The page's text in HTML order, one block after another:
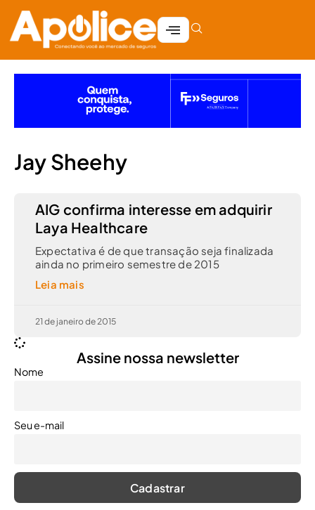
Jay Sheehy
AIG confirma interesse em adquirir
Laya Healthcare
Expectativa é de que transação seja finalizada
ainda no primeiro semestre de 2015
Leia mais
21 de janeiro de 2015
Assine nossa newsletter
Nome
Seu e-mail